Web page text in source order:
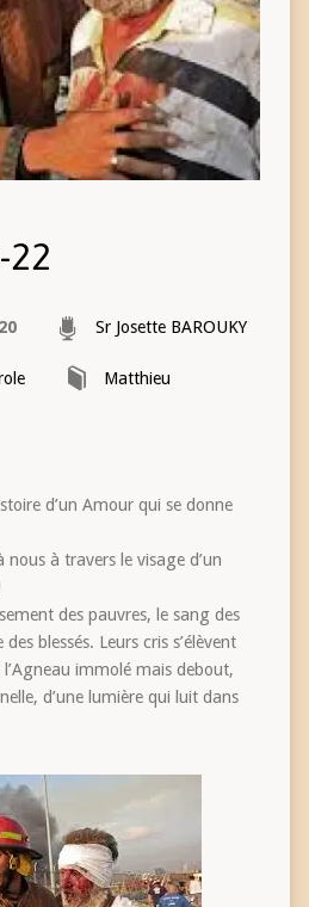
22
Sr Josette BAROUKY
Matthieu
d’un Amour qui se donne
nous à travers le visage d’un
des pauvres, le sang des
blessés. Leurs cris s’élèvent
immolé mais debout,
d’une lumière qui luit dans